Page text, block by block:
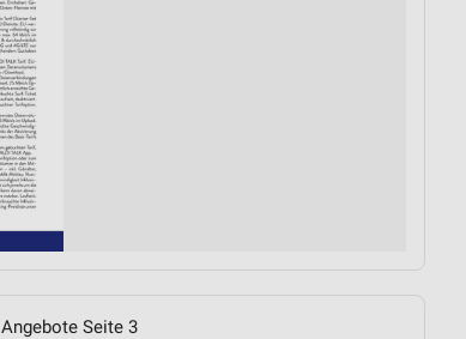
Angebote Seite 3